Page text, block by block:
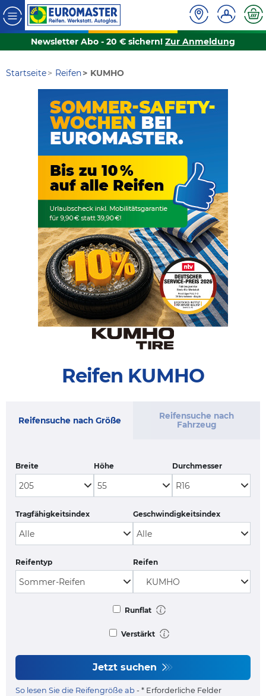
Newsletter Abo - 20 € sichern! Zur Anmeldung
Startseite Reifen KUMHO
Reifen KUMHO
Reifensuche nach Größe
Reifensuche nach
Fahrzeug
Breite Höhe Durchmesser
Tragfähigkeitsindex Geschwindigkeitsindex
Reifentyp Reifen
Runflat
Verstärkt
Jetzt suchen
So lesen Sie die Reifengröße ab - * Erforderliche Felder